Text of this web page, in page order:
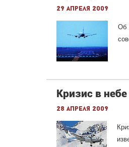
29 апреля 2009
Об
Кризис в небе
28 апреля 2009